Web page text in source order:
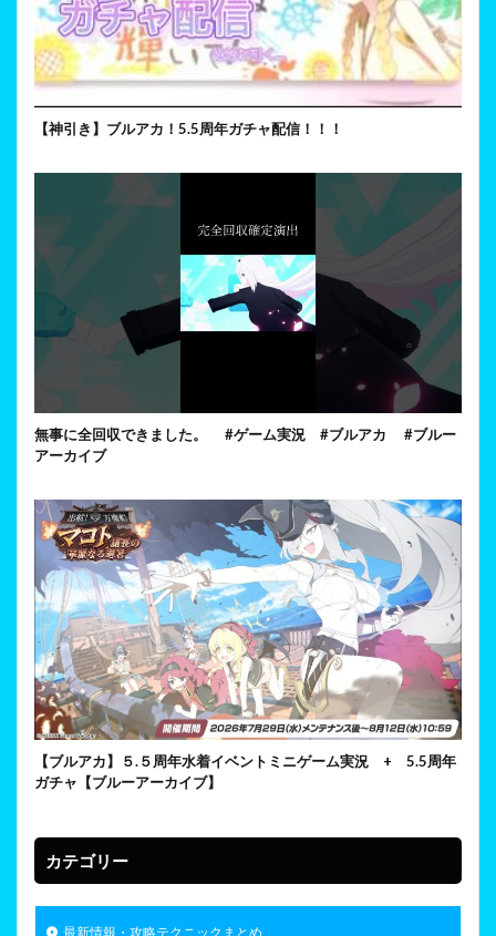
【神引き】ブルアカ！5.5周年ガチャ配信！！！
無事に全回収できました。 #ゲーム実況 #ブルアカ #ブルー
アーカイブ
【ブルアカ】５.５周年水着イベントミニゲーム実況 + 5.5周年
ガチャ【ブルーアーカイブ】
カテゴリー
最新情報・攻略テクニックまとめ